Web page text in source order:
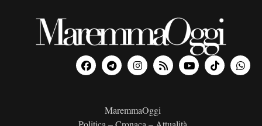
MaremmaOggi